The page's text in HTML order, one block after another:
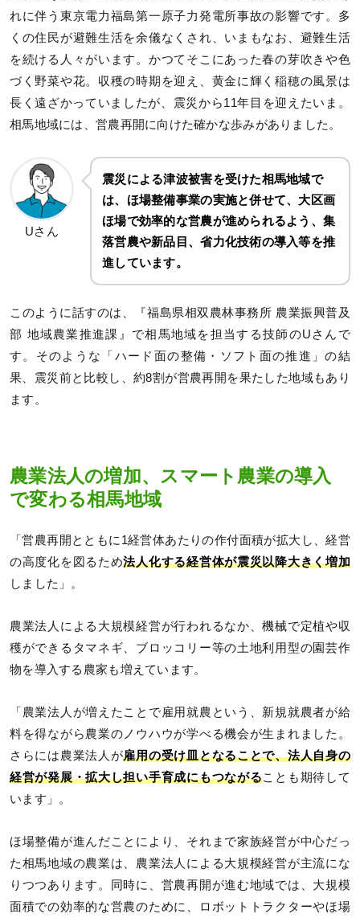
れに伴う東京電力福島第一原子力発電所事故の影響です。多
くの住民が避難生活を余儀なくされ、いまもなお、避難生活
を続ける人々がいます。かつてそこにあった春の芽吹きや色
づく野菜や花。収穫の時期を迎え、黄金に輝く稲穂の風景は
長く遠ざかっていましたが、震災から11年目を迎えたいま。
相馬地域には、営農再開に向けた確かな歩みがありました。
Uさん
震災による津波被害を受けた相馬地域で
は、ほ場整備事業の実施と併せて、大区画
ほ場で効率的な営農が進められるよう、集
落営農や新品目、省力化技術の導入等を推
進しています。
このように話すのは、『福島県相双農林事務所 農業振興普及
部 地域農業推進課』で相馬地域を担当する技師のUさんで
す。そのような「ハード面の整備・ソフト面の推進」の結
果、震災前と比較し、約8割が営農再開を果たした地域もあり
ます。
農業法人の増加、スマート農業の導入
で変わる相馬地域
「営農再開とともに1経営体あたりの作付面積が拡大し、経営
の高度化を図るため法人化する経営体が震災以降大きく増加
しました」。
農業法人による大規模経営が行われるなか、機械で定植や収
穫ができるタマネギ、ブロッコリー等の土地利用型の園芸作
物を導入する農家も増えています。
「農業法人が増えたことで雇用就農という、新規就農者が給
料を得ながら農業のノウハウが学べる機会が生まれました。
さらには農業法人が雇用の受け皿となることで、法人自身の
経営が発展・拡大し担い手育成にもつながることも期待して
います」。
ほ場整備が進んだことにより、それまで家族経営が中心だっ
た相馬地域の農業は、農業法人による大規模経営が主流にな
りつつあります。同時に、営農再開が進む地域では、大規模
面積での効率的な営農のために、ロボットトラクターやほ場